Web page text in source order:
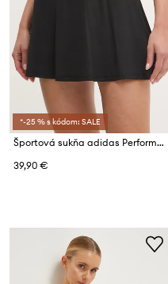
*-25 % s kódom: SALE
Športová sukňa adidas Performance Tennis
39,90 €